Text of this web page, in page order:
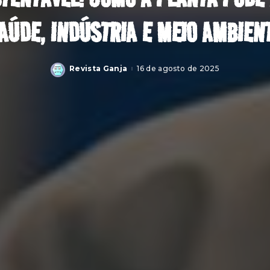
INDÚSTRIA E MEIO
Posted
Revista Ganja 16 de agosto de 2025